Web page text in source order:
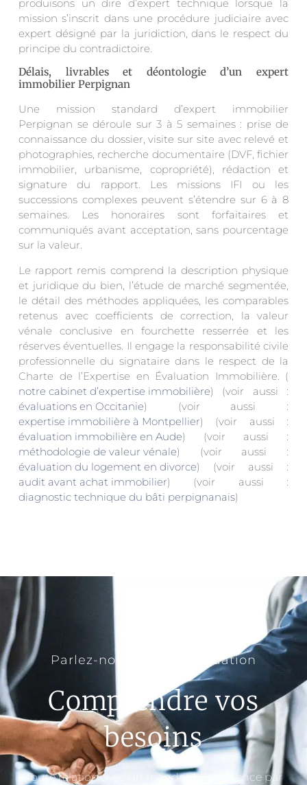
produisons un dire d’expert technique lorsque la
mission s’inscrit dans une procédure judiciaire avec
expert désigné par la juridiction, dans le respect du
principe du contradictoire.
Délais, livrables et déontologie d’un expert
immobilier Perpignan
Une mission standard d’expert immobilier
Perpignan se déroule sur 3 à 5 semaines : prise de
connaissance du dossier, visite sur site avec relevé et
photographies, recherche documentaire (DVF, fichier
immobilier, urbanisme, copropriété), rédaction et
signature du rapport. Les missions IFI ou les
successions complexes peuvent s’étendre sur 6 à 8
semaines. Les honoraires sont forfaitaires et
communiqués avant acceptation, sans pourcentage
sur la valeur.
Le rapport remis comprend la description physique
et juridique du bien, l’étude de marché segmentée,
le détail des méthodes appliquées, les comparables
retenus avec coefficients de correction, la valeur
vénale conclusive en fourchette resserrée et les
réserves éventuelles. Il engage la responsabilité civile
professionnelle du signataire dans le respect de la
Charte de l’Expertise en Évaluation Immobilière. (
notre cabinet d’expertise immobilière) (voir aussi :
évaluations en Occitanie) (voir aussi :
expertise immobilière à Montpellier) (voir aussi :
évaluation immobilière en Aude) (voir aussi :
méthodologie de valeur vénale) (voir aussi :
évaluation du logement en divorce) (voir aussi :
audit avant achat immobilier) (voir aussi :
diagnostic technique du bâti perpignanais)
Parlez-nous de votre situation
Comprendre vos
besoins
Toute relation avec un mandant commence par